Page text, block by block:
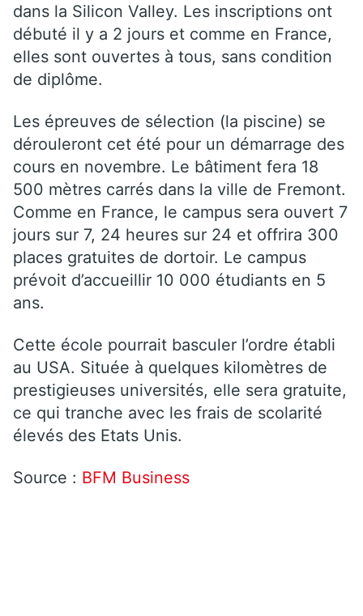
dans la Silicon Valley. Les inscriptions ont
débuté il y a 2 jours et comme en France,
elles sont ouvertes à tous, sans condition
de diplôme.
Les épreuves de sélection (la piscine) se
dérouleront cet été pour un démarrage des
cours en novembre. Le bâtiment fera 18
500 mètres carrés dans la ville de Fremont.
Comme en France, le campus sera ouvert 7
jours sur 7, 24 heures sur 24 et offrira 300
places gratuites de dortoir. Le campus
prévoit d’accueillir 10 000 étudiants en 5
ans.
Cette école pourrait basculer l’ordre établi
au USA. Située à quelques kilomètres de
prestigieuses universités, elle sera gratuite,
ce qui tranche avec les frais de scolarité
élevés des Etats Unis.
Source : BFM Business